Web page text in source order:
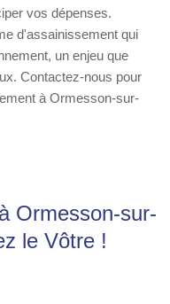
vos dépenses.
d'assainissement qui
un enjeu que
Contactez-nous pour
à Ormesson-sur-
Ormesson-sur-
le Vôtre !